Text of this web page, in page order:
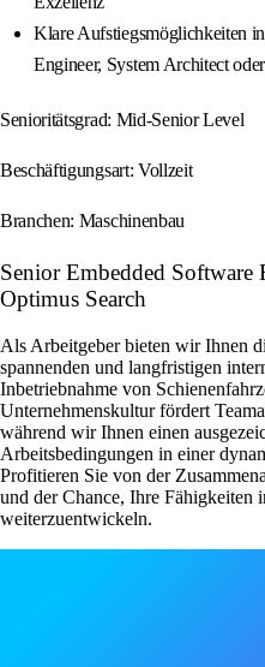
Klare Aufstiegsmöglichkeiten
Engineer, System Architect
Senioritätsgrad: Mid-Senior Level
Beschäftigungsart: Vollzeit
Branchen: Maschinenbau
Senior Embedded Software
Optimus Search
Als Arbeitgeber bieten wir Ihnen
spannenden und langfristigen
Inbetriebnahme von
Unternehmenskultur fördert
während wir Ihnen einen
Arbeitsbedingungen in einer
Profitieren Sie von der
und der Chance, Ihre Fähigkeiten
weiterzuentwickeln.